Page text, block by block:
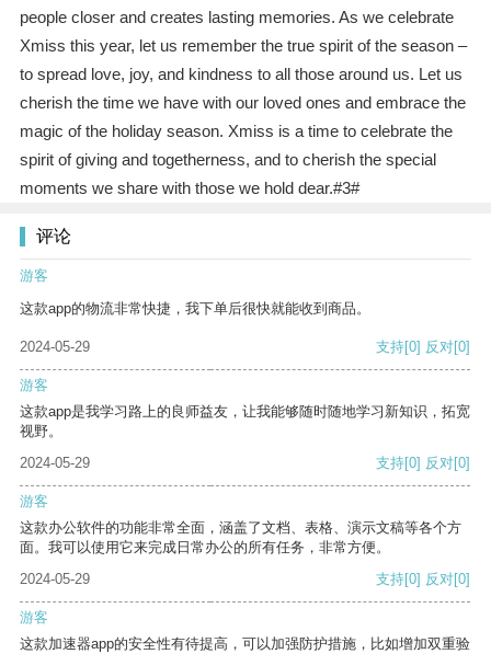
people closer and creates lasting memories. As we celebrate
Xmiss this year, let us remember the true spirit of the season –
to spread love, joy, and kindness to all those around us. Let us
cherish the time we have with our loved ones and embrace the
magic of the holiday season. Xmiss is a time to celebrate the
spirit of giving and togetherness, and to cherish the special
moments we share with those we hold dear.#3#
评论
游客
这款app的物流非常快捷，我下单后很快就能收到商品。
2024-05-29 支持[0] 反对[0]
游客
这款app是我学习路上的良师益友，让我能够随时随地学习新知识，拓宽
视野。
2024-05-29
支持[0] 反对[0]
游客
这款办公软件的功能非常全面，涵盖了文档、表格、演示文稿等各个方
面。我可以使用它来完成日常办公的所有任务，非常方便。
2024-05-29
支持[0] 反对[0]
游客
这款加速器app的安全性有待提高，可以加强防护措施，比如增加双重验